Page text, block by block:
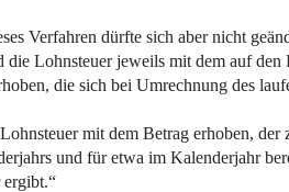
Verfahren dürfte sich aber nicht
Lohnsteuer jeweils mit dem auf den
die sich bei Umrechnung des
mit dem Betrag erhoben, der
und für etwa im Kalenderjahr
ergibt.“